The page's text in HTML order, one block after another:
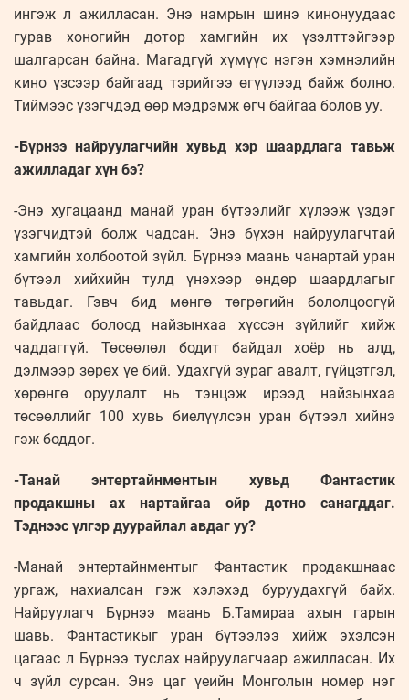
ингэж л ажилласан. Энэ намрын шинэ кинонуудаас
гурав хоногийн дотор хамгийн их үзэлттэйгээр
шалгарсан байна. Магадгүй хүмүүс нэгэн хэмнэлийн
кино үзсээр байгаад тэрийгээ өгүүлээд байж болно.
Тиймээс үзэгчдэд өөр мэдрэмж өгч байгаа болов уу.
-Бүрнээ найруулагчийн хувьд хэр шаардлага тавьж
ажилладаг хүн бэ?
-Энэ хугацаанд манай уран бүтээлийг хүлээж үздэг
үзэгчидтэй болж чадсан. Энэ бүхэн найруулагчтай
хамгийн холбоотой зүйл. Бүрнээ маань чанартай уран
бүтээл хийхийн тулд үнэхээр өндөр шаардлагыг
тавьдаг. Гэвч бид мөнгө төгрөгийн бололцоогүй
байдлаас болоод найзынхаа хүссэн зүйлийг хийж
чаддаггүй. Төсөөлөл бодит байдал хоёр нь алд,
дэлмээр зөрөх үе бий. Удахгүй зураг авалт, гүйцэтгэл,
хөрөнгө оруулалт нь тэнцэж ирээд найзынхаа
төсөөллийг 100 хувь биелүүлсэн уран бүтээл хийнэ
гэж боддог.
-Танай энтертайнментын хувьд Фантастик
продакшны ах нартайгаа ойр дотно санагддаг.
Тэднээс үлгэр дуурайлал авдаг уу?
-Манай энтертайнментыг Фантастик продакшнаас
ургаж, нахиалсан гэж хэлэхэд буруудахгүй байх.
Найруулагч Бүрнээ маань Б.Тамираа ахын гарын
шавь. Фантастикыг уран бүтээлээ хийж эхэлсэн
цагаас л Бүрнээ туслах найруулагчаар ажилласан. Их
ч зүйл сурсан. Энэ цаг үеийн Монголын номер нэг